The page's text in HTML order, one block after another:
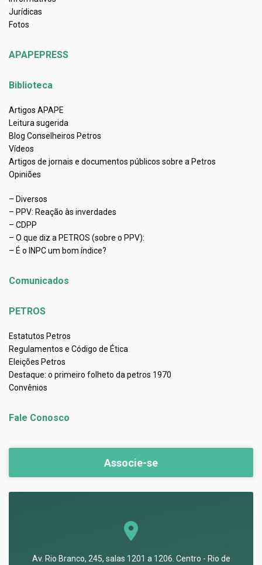
Jurídicas
Fotos
APAPEPRESS
Biblioteca
Artigos APAPE
Leitura sugerida
Blog Conselheiros Petros
Vídeos
Artigos de jornais e documentos públicos sobre a Petros
Opiniões
– Diversos
– PPV: Reação às inverdades
– CDPP
– O que diz a PETROS (sobre o PPV):
– É o INPC um bom índice?
Comunicados
PETROS
Estatutos Petros
Regulamentos e Código de Ética
Eleições Petros
Destaque: o primeiro folheto da petros 1970
Convênios
Fale Conosco
Associe-se
Av. Rio Branco, 245, salas 1201 a 1206. Centro - Rio de